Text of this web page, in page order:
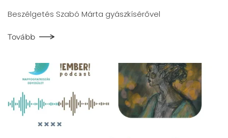
Beszélgetés Szabó Márta gyászkísérővel
Tovább